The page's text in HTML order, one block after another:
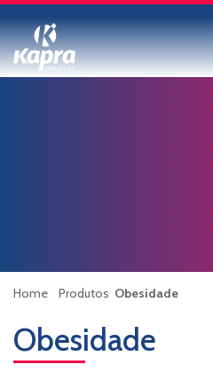
Home Produtos Obesidade
Obesidade